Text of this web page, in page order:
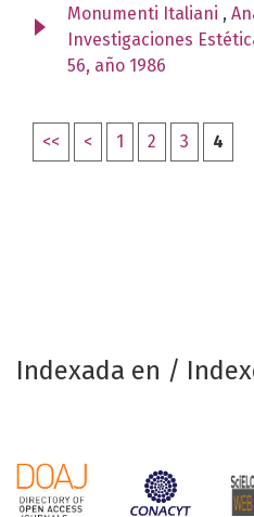
Monumenti Italiani ,
Investigaciones
56, año 1986
<< < 1 2 3 4
Indexada en /